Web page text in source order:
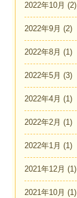
2022年10月 (2)
2022年9月 (2)
2022年8月 (1)
2022年5月 (3)
2022年4月 (1)
2022年2月 (1)
2022年1月 (1)
2021年12月 (1)
2021年10月 (1)